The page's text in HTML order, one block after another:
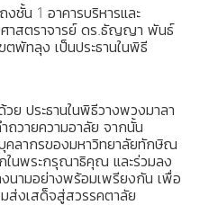
ชั้น 1 อาคารบริหารและ
าสตราจารย์ ดร.ธัญญา พันธ์
พัทลุง เป็นประธานในพิธี
ย ประธานในพิธีวางพวงมาลา
ถวายความอาลัย จากนั้น
คลากรของมหาวิทยาลัยทักษิณ
ในพระกรุณาธิคุณ และร่วมลง
นามอย่างพร้อมเพรียงกัน เพื่อ
ส่งเสด็จสู่สวรรคตาลัย